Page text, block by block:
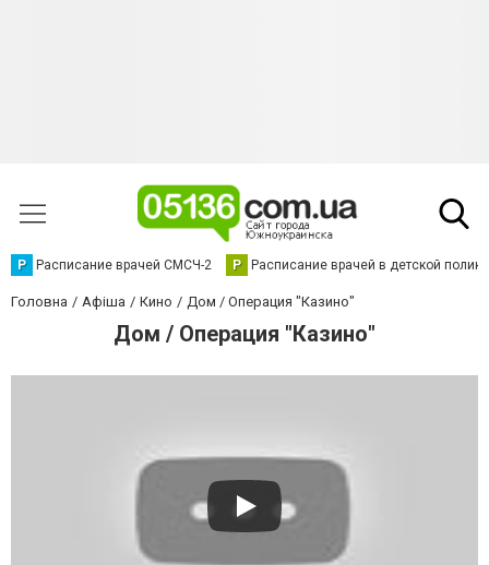
Р Расписание врачей СМСЧ-2 Р Расписание врачей в детской
Головна Афіша Кино Дом / Операция "Казино"
Дом / Операция "Казино"